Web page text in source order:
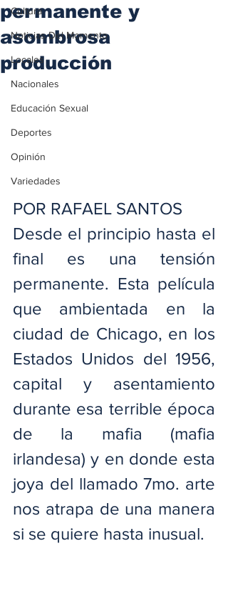
Cultura
Noticias Del Momento
Locales
Nacionales
Educación Sexual
Deportes
Opinión
Variedades
permanente y
asombrosa
producción
POR RAFAEL SANTOS
Desde el principio hasta el
final es una tensión
permanente. Esta película
que ambientada en la
ciudad de Chicago, en los
Estados Unidos del 1956,
capital y asentamiento
durante esa terrible época
de la mafia (mafia
irlandesa) y en donde esta
joya del llamado 7mo. arte
nos atrapa de una manera
si se quiere hasta inusual.